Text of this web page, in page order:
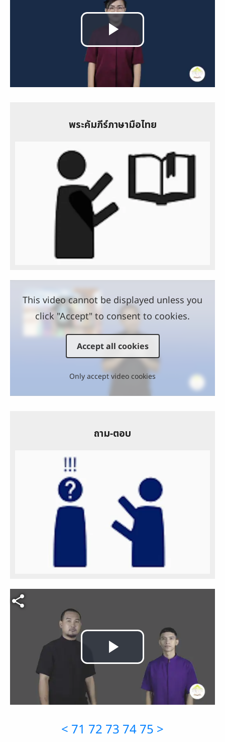
Play
Video
พระคัมภีร์ภาษามือไทย
This video cannot be displayed unless you
click "Accept" to consent to cookies.
Accept all cookies
Only accept video cookies
ถาม-ตอบ
Video file
Play
Video
< 71 72 73 74 75 >